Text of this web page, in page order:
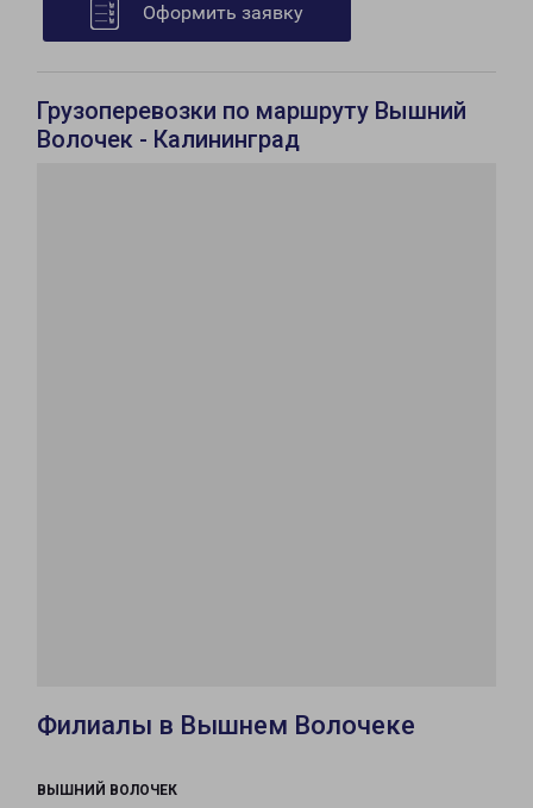
Оформить заявку
Грузоперевозки по маршруту Вышний
Волочек - Калининград
Филиалы в Вышнем Волочеке
ВЫШНИЙ ВОЛОЧЕК